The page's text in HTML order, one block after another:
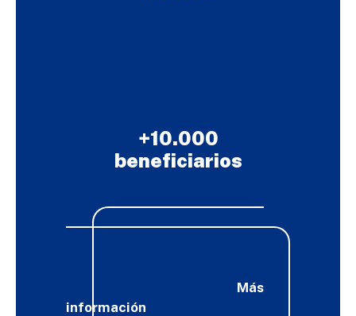
+10.000
beneficiarios
Más
información